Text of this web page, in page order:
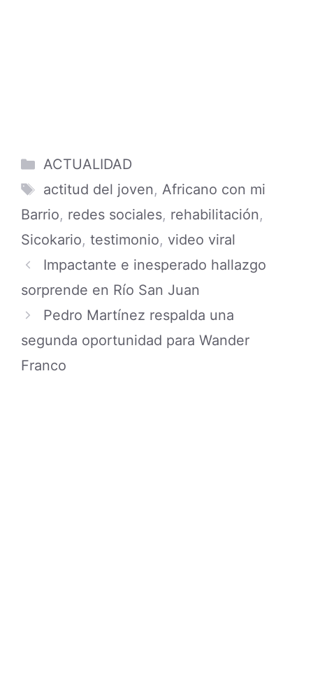
Categories
ACTUALIDAD
Tags
actitud del joven, Africano con mi
Barrio, redes sociales, rehabilitación,
Sicokario, testimonio, video viral
Impactante e inesperado hallazgo
sorprende en Río San Juan
Pedro Martínez respalda una
segunda oportunidad para Wander
Franco